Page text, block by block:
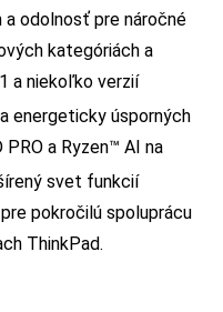
a odolnosť pre náročné
kategóriách a
a niekoľko verzií
energeticky úsporných
a Ryzen™ AI na
svet funkcií
pokročilú spoluprácu
ThinkPad.